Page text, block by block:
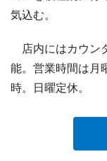
気込む。
店内にはカウン
能。営業時間は月
時。日曜定休。